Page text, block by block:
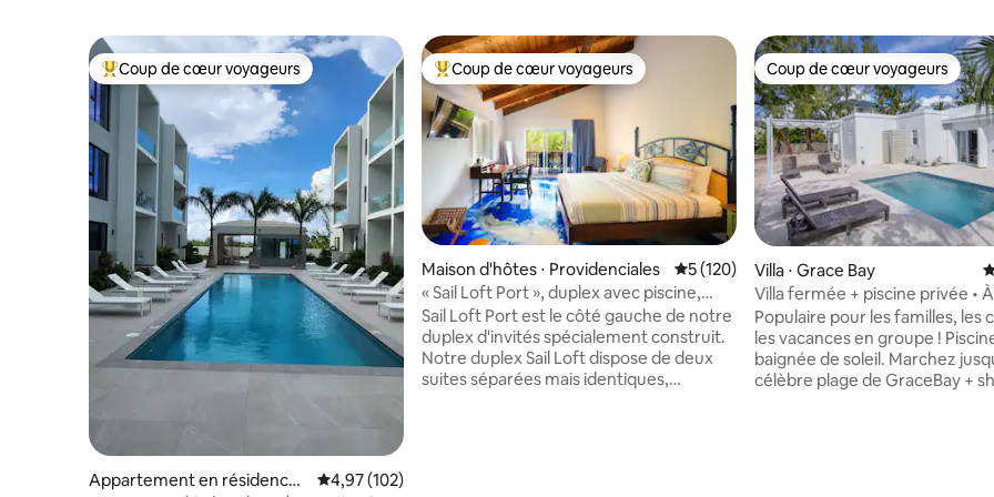
Coups de cœur voyageurs les plus appréciés
Coup de cœur voyageurs
Appartement en résidence ⋅
Évaluation moyenne sur la base de 102 commentaires : 4,97 sur 5
4,97 (102)
Coups de cœur voyageurs les plus appréciés
Coup de cœur voyageurs
Maison d'hôtes ⋅ Providenciales Évaluation moyenne sur la base de 120
5 (120)
« Sail Loft Port », duplex avec piscine,
accès à la plage
Sail Loft Port est le côté gauche de notre
duplex d'invités spécialement construit.
Notre duplex Sail Loft dispose de deux
suites séparées mais identiques,
Coup de cœur voyageurs
Coup de cœur voyageurs
Villa ⋅ Grace Bay
Villa fermée + piscine privée •
plage de GraceBay
Populaire pour les familles, les
les vacances en groupe ! Piscine privée
baignée de soleil. Marchez
célèbre plage de GraceBay +